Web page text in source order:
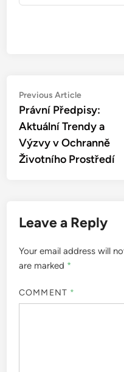
Post
navigation
Previous ArticlePrevious
article:
Právní Předpisy:
Aktuální Trendy a
Výzvy v Ochranně
Životního Prostředí
Leave a Reply
Your email address will
are marked *
COMMENT *